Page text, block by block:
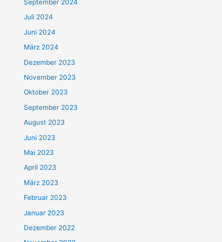
September 2024
Juli 2024
Juni 2024
März 2024
Dezember 2023
November 2023
Oktober 2023
September 2023
August 2023
Juni 2023
Mai 2023
April 2023
März 2023
Februar 2023
Januar 2023
Dezember 2022